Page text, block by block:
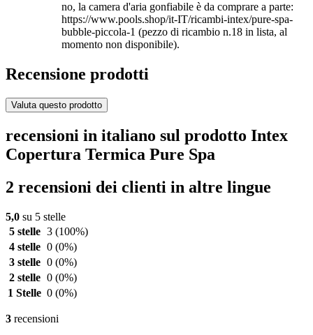
no, la camera d'aria gonfiabile è da comprare a parte:
https://www.pools.shop/it-IT/ricambi-intex/pure-spa-
bubble-piccola-1 (pezzo di ricambio n.18 in lista, al
momento non disponibile).
Recensione prodotti
Valuta questo prodotto
recensioni in italiano sul prodotto Intex
Copertura Termica Pure Spa
2 recensioni dei clienti in altre lingue
5,0 su 5 stelle
5 stelle 3 (100%)
4 stelle 0 (0%)
3 stelle 0 (0%)
2 stelle 0 (0%)
1 Stelle 0 (0%)
3 recensioni